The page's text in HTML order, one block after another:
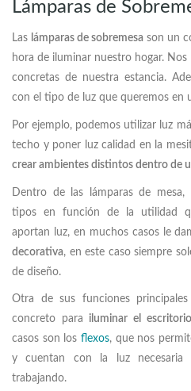
Lámparas de
Las lámparas de sobremesa son un
hora de iluminar nuestro hogar.
concretas de nuestra estancia.
con el tipo de luz que queremos en
Por ejemplo, podemos utilizar luz
techo y poner luz calidad en la
crear ambientes distintos dentro de
Dentro de las lámparas de mesa,
tipos en función de la utilidad
aportan luz, en muchos casos le
decorativa, en este caso siempre
de diseño.
Otra de sus funciones
concreto para iluminar el escritorio
casos son los flexos, que nos
y cuentan con la luz necesaria
trabajando.